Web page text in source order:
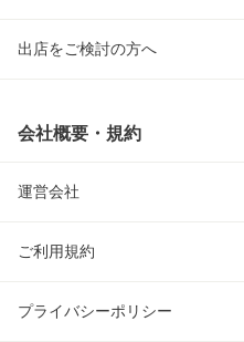
出店をご検討の方へ
会社概要・規約
運営会社
ご利用規約
プライバシーポリシー